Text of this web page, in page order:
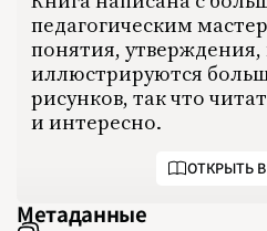
педагогическим
понятия,
иллюстрируются
рисунков, так что
и интересно.
ОТКРЫТЬ
Метаданные